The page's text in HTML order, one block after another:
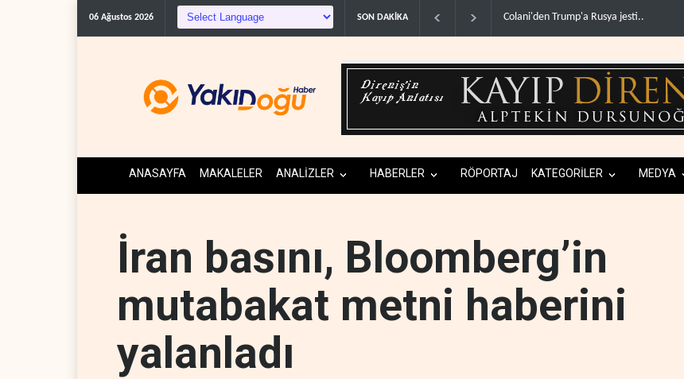
06 Ağustos 2026 SON DAKİKA
Colani'den Trump'a Rusya jesti.. İsrail basınından terörist yerleşimcilere
ANASAYFA MAKALELER ANALİZLER HABERLER RÖPORTAJ KATEGORİLER MEDYA
İran basını, Bloomberg’in
mutabakat metni haberini
yalanladı